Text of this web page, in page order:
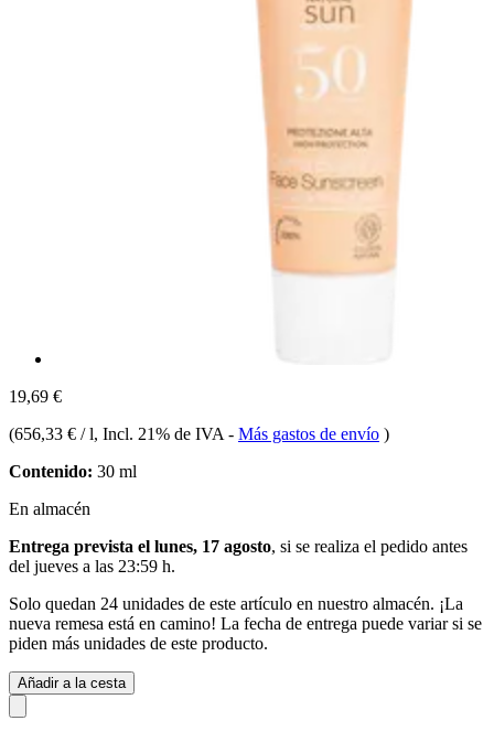
19,69 €
(656,33 € / l, Incl. 21% de IVA - Más gastos de envío )
Contenido: 30 ml
En almacén
Entrega prevista el lunes, 17 agosto, si se realiza el pedido antes
del jueves a las 23:59 h.
Solo quedan 24 unidades de este artículo en nuestro almacén. ¡La
nueva remesa está en camino! La fecha de entrega puede variar si se
piden más unidades de este producto.
Añadir a la cesta